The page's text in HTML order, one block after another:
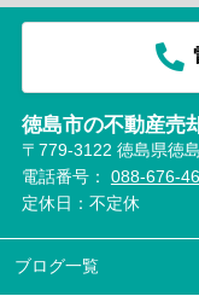
徳島市の不動産売
〒779-3122 徳島県徳
電話番号： 088-676-
定休日：不定休
ブログ一覧